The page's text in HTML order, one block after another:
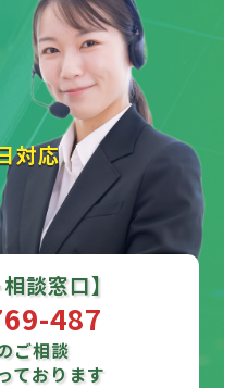
対応
談窓口】
487
ご相談
ております